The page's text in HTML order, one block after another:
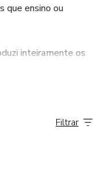
que ensino ou
inteiramente os
sons que
Filtrar